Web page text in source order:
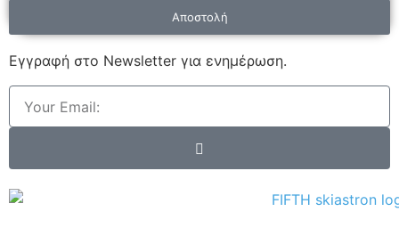
Αποστολή
Εγγραφή στο Νewsletter για ενημέρωση.